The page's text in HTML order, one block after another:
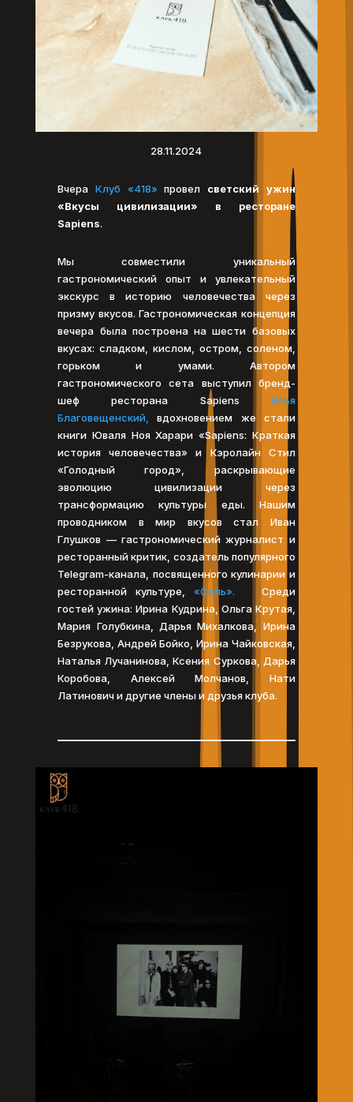
28.11.2024
ВчераКлуб «418» провел светский ужин
«Вкусы цивилизации» в ресторане
Sapiens.
Мы совместили уникальный
гастрономический опыт и увлекательный
экскурс в историю человечества через
призму вкусов. Гастрономическая концепция
вечера была построена на шести базовых
вкусах: сладком, кислом, остром, соленом,
горьком и умами. Автором
гастрономического сета выступил бренд-
шеф ресторана Sapiens Илья
Благовещенский,
вдохновением же стали
книги Юваля Ноя Харари «Sapiens: Краткая
история человечества» и Кэролайн Стил
«Голодный город», раскрывающие
эволюцию цивилизации через
трансформацию культуры еды. Нашим
проводником в мир вкусов стал Иван
Глушков — гастрономический журналист и
ресторанный критик, создатель популярного
Telegram-канала, посвященного кулинарии и
ресторанной культуре, «Соль». Среди
гостей ужина: Ирина Кудрина, Ольга Крутая,
Мария Голубкина, Дарья Михалкова, Ирина
Безрукова, Андрей Бойко, Ирина Чайковская,
Наталья Лучанинова, Ксения Суркова, Дарья
Коробова, Алексей Молчанов, Нати
Латинович и другие члены и друзья клуба.